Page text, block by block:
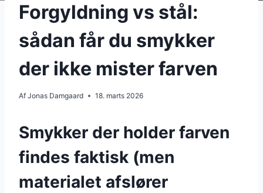
Forgyldning vs stål:
sådan får du smykker
der ikke mister farven
Af Jonas Damgaard 18. marts 2026
Smykker der holder farven
findes faktisk (men
materialet afslører